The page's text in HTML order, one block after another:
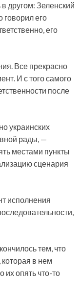
другом: Зеленский
говорил его
его
Все прекрасно
И с того самого
после
украинских
рады, —
местами пункты
сценария
исполнения
тем, что
в нем
их опять что-то